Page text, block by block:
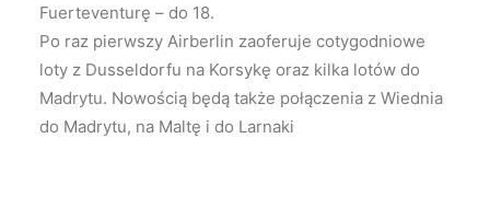
Fuerteventurę – do 18.
Po raz pierwszy Airberlin zaoferuje cotygodniowe
loty z Dusseldorfu na Korsykę oraz kilka lotów do
Madrytu. Nowością będą także połączenia z Wiednia
do Madrytu, na Maltę i do Larnaki